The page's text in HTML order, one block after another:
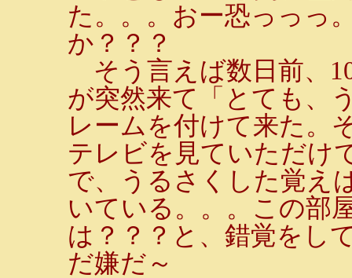
た。。。おー恐っっっ
か？？？
そう言えば数日前、
が突然来て「とても、
レームを付けて来た。
テレビを見ていただけ
で、うるさくした覚え
いている。。。この部
は？？？と、錯覚をし
だ嫌だ～